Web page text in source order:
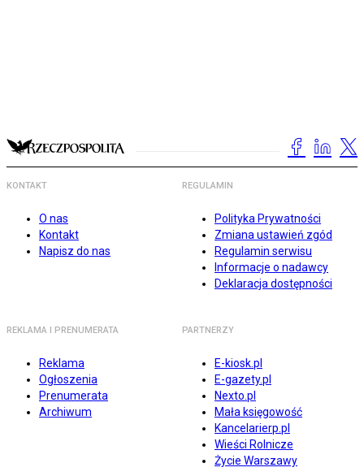
KONTAKT
O nas
Kontakt
Napisz do nas
REGULAMIN
Polityka Prywatności
Zmiana ustawień zgód
Regulamin serwisu
Informacje o nadawcy
Deklaracja dostępności
REKLAMA I PRENUMERATA
Reklama
Ogłoszenia
Prenumerata
Archiwum
PARTNERZY
E-kiosk.pl
E-gazety.pl
Nexto.pl
Mała księgowość
Kancelarierp.pl
Wieści Rolnicze
Życie Warszawy